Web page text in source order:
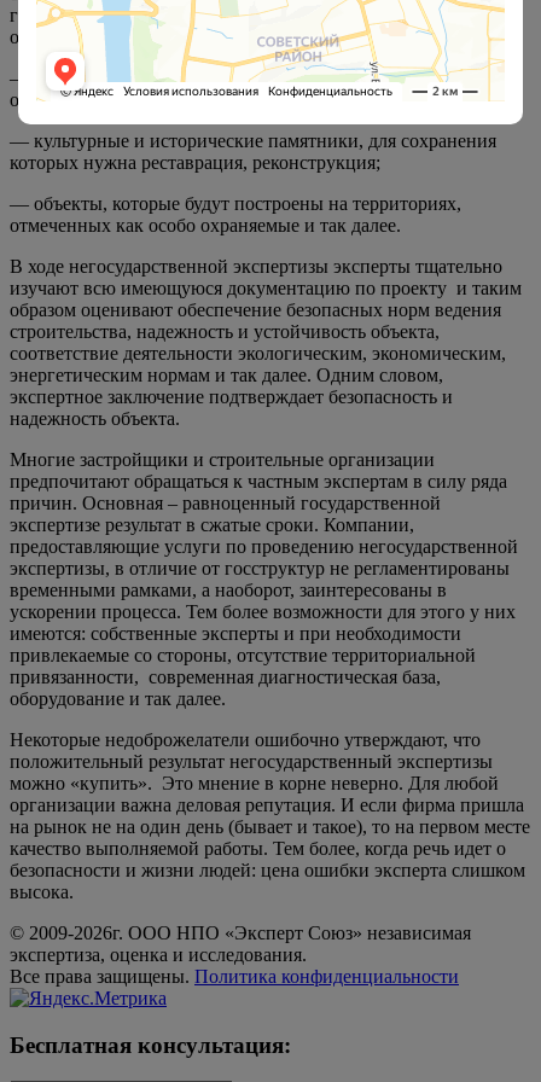
госорганами. В перечне градостроительного кодекса
отмечены:
— автомобильные трассы, строительство которых
оплачивается бюджетом,
— культурные и исторические памятники, для сохранения
которых нужна реставрация, реконструкция;
— объекты, которые будут построены на территориях,
отмеченных как особо охраняемые и так далее.
В ходе негосударственной экспертизы эксперты тщательно
изучают всю имеющуюся документацию по проекту и таким
образом оценивают обеспечение безопасных норм ведения
строительства, надежность и устойчивость объекта,
соответствие деятельности экологическим, экономическим,
энергетическим нормам и так далее. Одним словом,
экспертное заключение подтверждает безопасность и
надежность объекта.
Многие застройщики и строительные организации
предпочитают обращаться к частным экспертам в силу ряда
причин. Основная – равноценный государственной
экспертизе результат в сжатые сроки. Компании,
предоставляющие услуги по проведению негосударственной
экспертизы, в отличие от госструктур не регламентированы
временными рамками, а наоборот, заинтересованы в
ускорении процесса. Тем более возможности для этого у них
имеются: собственные эксперты и при необходимости
привлекаемые со стороны, отсутствие территориальной
привязанности, современная диагностическая база,
оборудование и так далее.
Некоторые недоброжелатели ошибочно утверждают, что
положительный результат негосударственный экспертизы
можно «купить». Это мнение в корне неверно. Для любой
организации важна деловая репутация. И если фирма пришла
на рынок не на один день (бывает и такое), то на первом месте
качество выполняемой работы. Тем более, когда речь идет о
безопасности и жизни людей: цена ошибки эксперта слишком
высока.
© 2009-2026г. ООО НПО «Эксперт Союз» независимая
экспертиза, оценка и исследования.
Все права защищены. Политика конфиденциальности
Бесплатная консультация: